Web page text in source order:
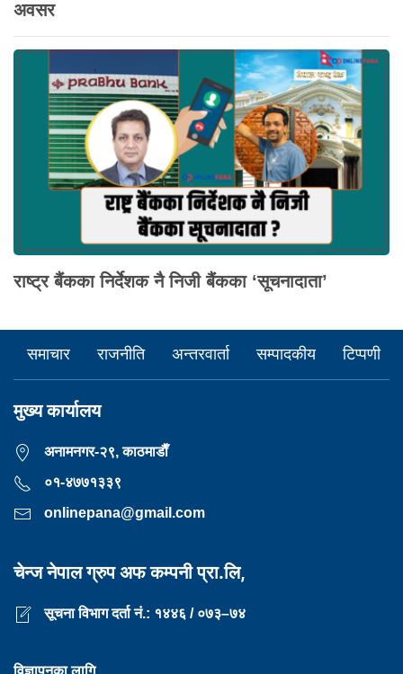
अवसर
राष्ट्र बैंकका निर्देशक नै निजी बैंकका ‘सूचनादाता’
समाचार राजनीति अन्तरवार्ता सम्पादकीय टिप्पणी
मुख्य कार्यालय
अनामनगर-२९, काठमाडाैँ
०१-४७७१३३९
onlinepana@gmail.com
चेन्ज नेपाल ग्रुप अफ कम्पनी प्रा.लि,
सूचना विभाग दर्ता नं.: १४४६ / ०७३–७४